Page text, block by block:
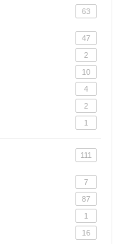
63
47
2
10
4
2
1
111
7
87
1
16